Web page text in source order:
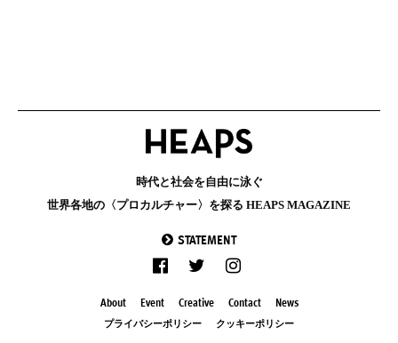
時代と社会を自由に泳ぐ
世界各地の〈プロカルチャー〉を探る HEAPS MAGAZINE
STATEMENT
About Event Creative Contact News
プライバシーポリシー クッキーポリシー